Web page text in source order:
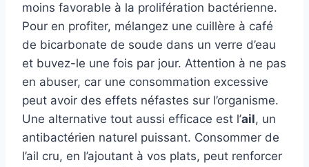
moins favorable à la prolifération bactérienne.
Pour en profiter, mélangez une cuillère à café
de bicarbonate de soude dans un verre d’eau
et buvez-le une fois par jour. Attention à ne pas
en abuser, car une consommation excessive
peut avoir des effets néfastes sur l’organisme.
Une alternative tout aussi efficace est l’ail, un
antibactérien naturel puissant. Consommer de
l’ail cru, en l’ajoutant à vos plats, peut renforcer